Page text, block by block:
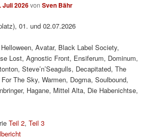
Juli 2026vonSven Bähr
01. und 02.07.2026
Avatar, Black Label Society,
Lost, Agnostic Front, Ensiferum, Dominum,
Steve’n’Seagulls, Decapitated, The
The Sky, Warmen, Dogma, Soulbound,
Hagane, Mittel Alta, Die Habenichtse,
Teil 2,Teil 3